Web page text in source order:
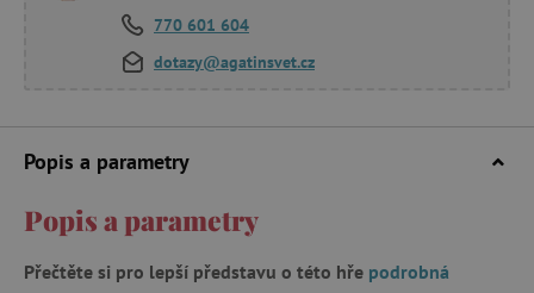
770 601 604
dotazy@agatinsvet.cz
Popis a parametry
Popis a parametry
Přečtěte si pro lepší představu o této hře podrobná